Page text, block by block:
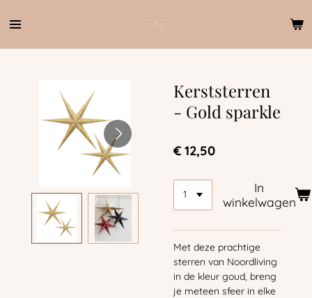
direct
Kerststerren
- Gold sparkle
€ 12,50
In
winkelwagen
Met deze prachtige
sterren van Noordliving
in de kleur goud, breng
je meteen sfeer in elke